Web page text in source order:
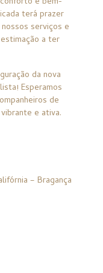
terá prazer
serviços e
a ter
da nova
Esperamos
de
e ativa.
– Bragança